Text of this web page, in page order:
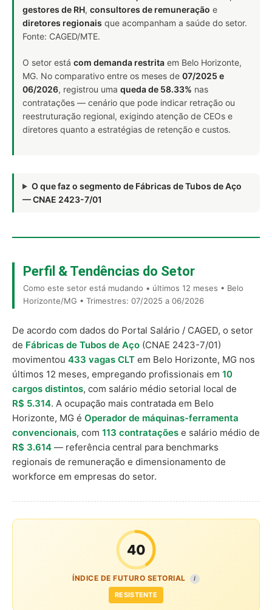
gestores de RH, consultores de remuneração e
diretores regionais que acompanham a saúde do setor.
Fonte: CAGED/MTE.
O setor está com demanda restrita em Belo Horizonte,
MG. No comparativo entre os meses de 07/2025 e
06/2026, registrou uma queda de 58.33% nas
contratações — cenário que pode indicar retração ou
reestruturação regional, exigindo atenção de CEOs e
diretores quanto a estratégias de retenção e custos.
O que faz o segmento de Fábricas de Tubos de Aço
— CNAE 2423-7/01
Perfil & Tendências do Setor
Como este setor está mudando • últimos 12 meses • Belo
Horizonte/MG • Trimestres: 07/2025 a 06/2026
De acordo com dados do Portal Salário / CAGED, o setor
de Fábricas de Tubos de Aço (CNAE 2423-7/01)
movimentou 433 vagas CLT em Belo Horizonte, MG nos
últimos 12 meses, empregando profissionais em 10
cargos distintos, com salário médio setorial local de
R$ 5.314. A ocupação mais contratada em Belo
Horizonte, MG é Operador de máquinas-ferramenta
convencionais, com 113 contratações e salário médio de
R$ 3.614 — referência central para benchmarks
regionais de remuneração e dimensionamento de
workforce em empresas do setor.
40
ÍNDICE DE FUTURO SETORIAL I
RESISTENTE